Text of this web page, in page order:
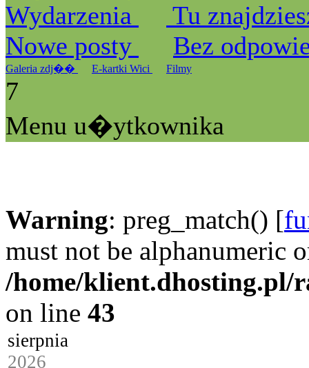
Wydarzenia
Tu
Nowe posty
Bez
Galeria zdj�� E-kartki Wici Filmy
7
Menu u�ytkownika
Warning: preg_match() [
must not be alphanumeric
/home/klient.dhosting.pl/
on line 43
sierpnia
2026